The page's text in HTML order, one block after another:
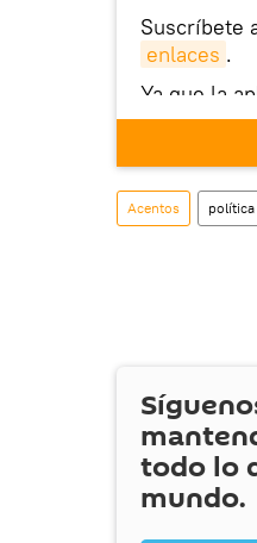
Suscríbete
enlaces .
Ya que la
este enlace
Acentos política
todo lo
mundo.